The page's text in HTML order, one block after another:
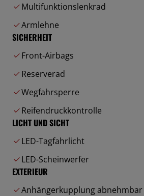
Multifunktionslenkrad
Armlehne
SICHERHEIT
Front-Airbags
Reserverad
Wegfahrsperre
Reifendruckkontrolle
LICHT UND SICHT
LED-Tagfahrlicht
LED-Scheinwerfer
EXTERIEUR
Anhängerkupplung abnehmbar